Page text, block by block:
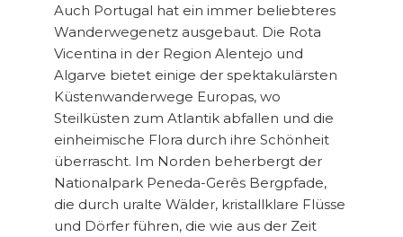
Auch Portugal hat ein immer beliebteres
Wanderwegenetz ausgebaut. Die Rota
Vicentina in der Region Alentejo und
Algarve bietet einige der spektakulärsten
Küstenwanderwege Europas, wo
Steilküsten zum Atlantik abfallen und die
einheimische Flora durch ihre Schönheit
überrascht. Im Norden beherbergt der
Nationalpark Peneda-Gerês Bergpfade,
die durch uralte Wälder, kristallklare Flüsse
und Dörfer führen, die wie aus der Zeit